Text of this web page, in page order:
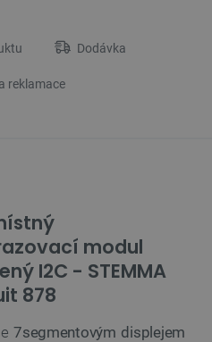
Dodávka
reklamace
modul
I2C - STEMMA
878
7segmentovým displejem